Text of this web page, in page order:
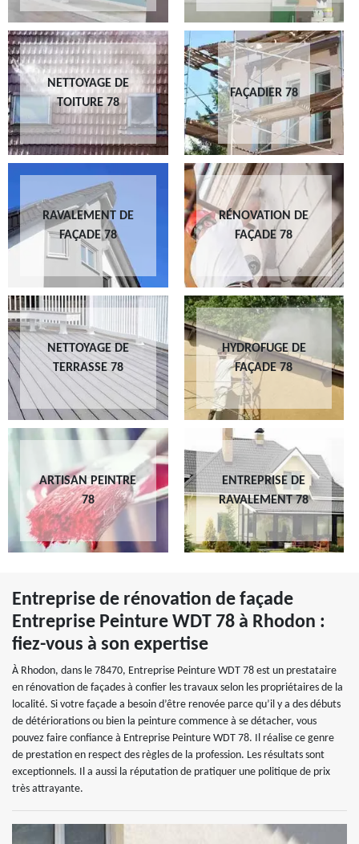
NETTOYAGE DE
TOITURE 78
FAÇADIER 78
RAVALEMENT DE
FAÇADE 78
RÉNOVATION DE
FAÇADE 78
NETTOYAGE DE
TERRASSE 78
HYDROFUGE DE
FAÇADE 78
ARTISAN PEINTRE
78
ENTREPRISE DE
RAVALEMENT 78
Entreprise de rénovation de façade
Entreprise Peinture WDT 78 à Rhodon :
fiez-vous à son expertise
À Rhodon, dans le 78470, Entreprise Peinture WDT 78 est un prestataire
en rénovation de façades à confier les travaux selon les propriétaires de la
localité. Si votre façade a besoin d’être renovée parce qu’il y a des débuts
de détériorations ou bien la peinture commence à se détacher, vous
pouvez faire confiance à Entreprise Peinture WDT 78. Il réalise ce genre
de prestation en respect des règles de la profession. Les résultats sont
exceptionnels. Il a aussi la réputation de pratiquer une politique de prix
très attrayante.